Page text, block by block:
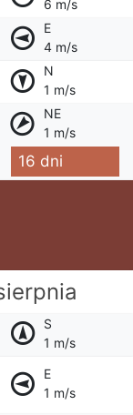
6 m/s
E
4 m/s
N
1 m/s
NE
1 m/s
16 dni
S
1 m/s
E
1 m/s